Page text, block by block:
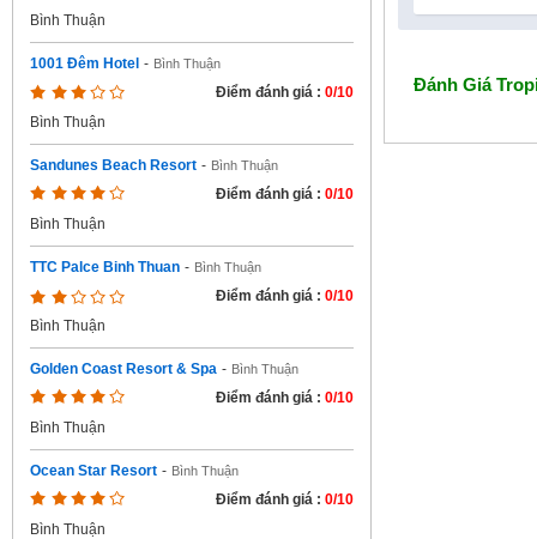
Bình Thuận
1001 Đêm Hotel - Bình Thuận
Điểm đánh giá : 0/10
Bình Thuận
Sandunes Beach Resort - Bình Thuận
Điểm đánh giá : 0/10
Bình Thuận
TTC Palce Binh Thuan - Bình Thuận
Điểm đánh giá : 0/10
Bình Thuận
Golden Coast Resort & Spa - Bình Thuận
Điểm đánh giá : 0/10
Bình Thuận
Ocean Star Resort - Bình Thuận
Điểm đánh giá : 0/10
Bình Thuận
Đánh Giá